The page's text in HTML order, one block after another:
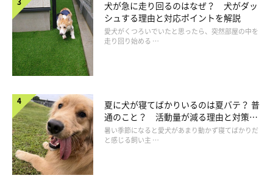
犬が急に走り回るのはなぜ？ 犬がダッ
シュする理由と対応ポイントを解説
愛犬がくつろいでいたと思ったら、突然部屋の中を
走り回り始める …
夏に犬が寝てばかりいるのは夏バテ？ 普
通のこと？ 活動量が減る理由と対策と
は
暑い季節になると愛犬があまり動かず寝てばかりだ
と感じる飼い主 …